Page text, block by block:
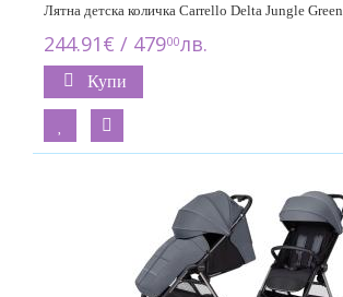
Лятна детска количка Carrello Delta Jungle Green
244.91€ / 47900лв.
Купи